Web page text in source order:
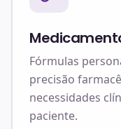
Fórmulas
precisão
necessidades
paciente.